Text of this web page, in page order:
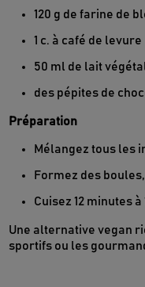
120 g de farine de
1 c. à café de levure
50 ml de lait
des pépites de
Préparation
Mélangez tous les
Formez des
Cuisez 12 minutes à
Une alternative vegan
sportifs ou les